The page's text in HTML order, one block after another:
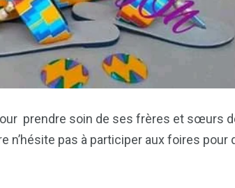
prendre soin de ses frères et sœurs
n’hésite pas à participer aux foires pour